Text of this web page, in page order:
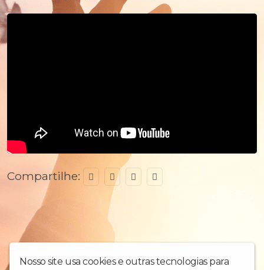
Compartilhe:
Nosso site usa cookies e outras tecnologias para